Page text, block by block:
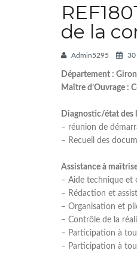
de la
Admin5295 30
Département :
Maître d’Ouvrage :
Diagnostic/état des
– réunion de
– Recueil des
Assistance à
– Aide technique et
– Rédaction et
– Organisation et
– Contrôle de la
– Participation à
– Participation à